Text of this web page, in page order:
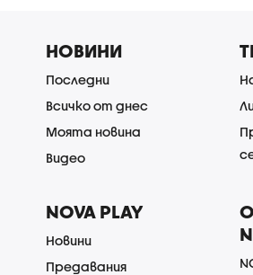
НОВИНИ
Последни
Всичко от днес
Моята новина
Видео
NOVA PLAY
Новини
Предавания